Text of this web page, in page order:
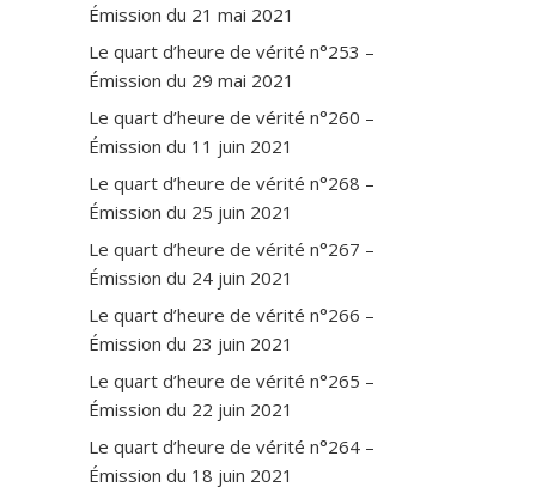
Émission du 21 mai 2021
Le quart d’heure de vérité n°253 –
Émission du 29 mai 2021
Le quart d’heure de vérité n°260 –
Émission du 11 juin 2021
Le quart d’heure de vérité n°268 –
Émission du 25 juin 2021
Le quart d’heure de vérité n°267 –
Émission du 24 juin 2021
Le quart d’heure de vérité n°266 –
Émission du 23 juin 2021
Le quart d’heure de vérité n°265 –
Émission du 22 juin 2021
Le quart d’heure de vérité n°264 –
Émission du 18 juin 2021